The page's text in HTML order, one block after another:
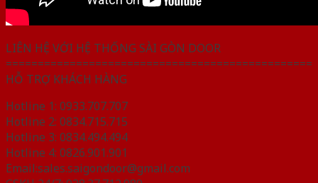
LIÊN HỆ VỚI HỆ THỐNG SÀI GÒN DOOR
================================================
HỖ TRỢ KHÁCH HÀNG
Hotline 1: 0933.707.707
Hotline 2: 0834.715.715
Hotline 3: 0834.494.494
Hotline 4: 0826.901.901
Email:sales.saigondoor@gmail.com